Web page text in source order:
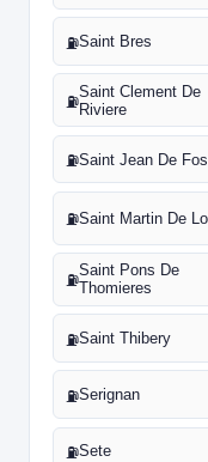
⛽Saint Bres
⛽
Saint Clement De
Riviere
⛽Saint Jean De Fos
⛽Saint Martin De
⛽
Saint Pons De
Thomieres
⛽Saint Thibery
⛽Serignan
⛽Sete